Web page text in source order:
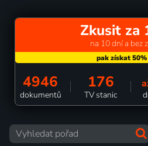
Zkusit za
na 10 dní a bez
4946
dokumentů
176
TV stanic